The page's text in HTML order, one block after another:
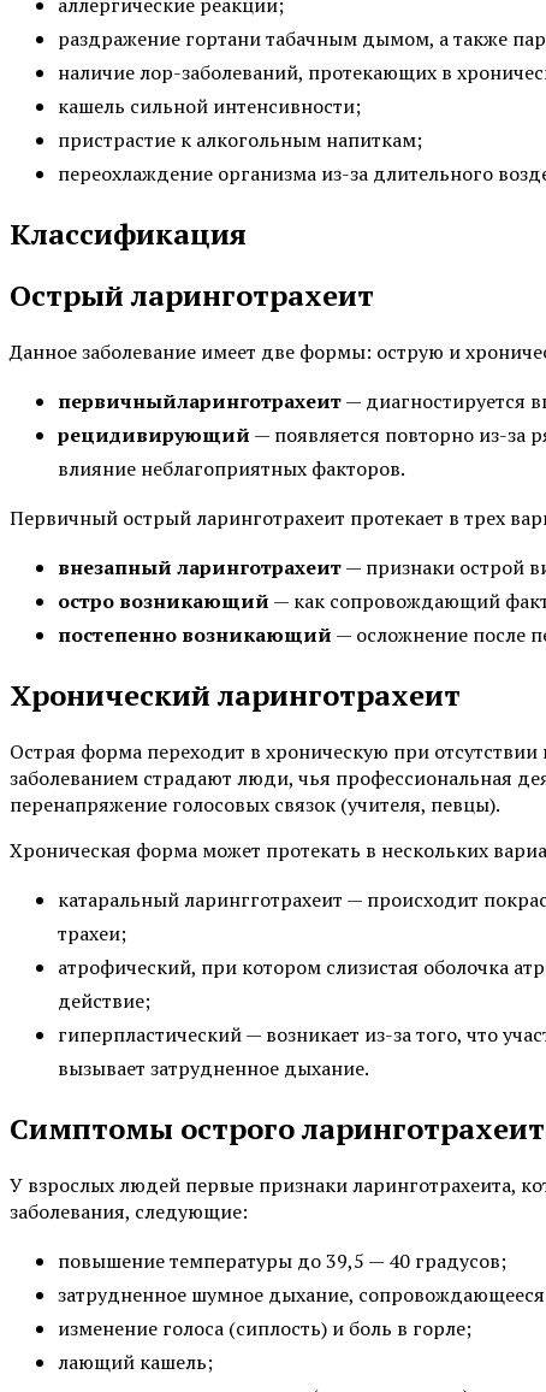
раздражение гортани табачным дымом, а также
наличие лор-заболеваний, протекающих в
кашель сильной интенсивности;
пристрастие к алкогольным напиткам;
переохлаждение организма из-за длительного
Классификация
Острый ларинготрахеит
Данное заболевание имеет две формы: острую и
первичныйларинготрахеит— диагностируется
рецидивирующий — появляется повторно из-за
влияние неблагоприятных факторов.
Первичный острый ларинготрахеит протекает в трех
внезапный ларинготрахеит— признаки острой
остро возникающий — как сопровождающий
постепенно возникающий — осложнение после
Хронический ларинготрахеит
Острая форма переходит в хроническую при
заболеванием страдают люди, чья профессиональная
перенапряжение голосовых связок (учителя, певцы).
Хроническая форма может протекать в нескольких
катаральный ларингготрахеит — происходит
трахеи;
атрофический, при котором слизистая оболочка
действие;
гиперпластический — возникает из-за того, что
вызывает затрудненное дыхание.
Симптомы острого
У взрослых людей первые признаки ларинготрахеита,
заболевания, следующие:
повышение температуры до 39,5 — 40 градусов;
затрудненное шумное дыхание,
изменение голоса (сиплость) и боль в горле;
лающий кашель;